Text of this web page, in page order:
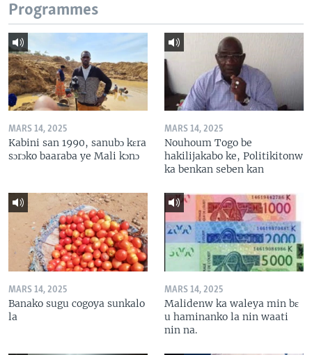
Programmes
MARS 14, 2025
Kabini san 1990, sanubɔ kɛra
sɔrɔko baaraba ye Mali kɔnɔ
MARS 14, 2025
Nouhoum Togo be
hakilijakabo ke, Politikitonw
ka benkan seben kan
MARS 14, 2025
Banako sugu cogoya sunkalo
la
MARS 14, 2025
Malidenw ka waleya min bɛ
u haminanko la nin waati
nin na.